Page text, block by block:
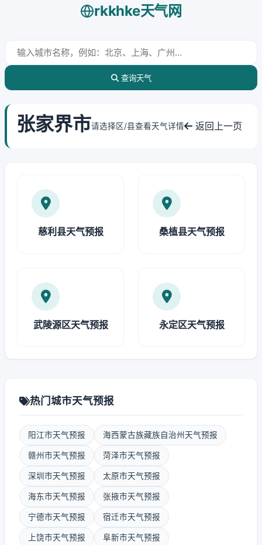
rkkhke天气网
查询天气
张家界市请选择区/县查看天气详情 返回上一页
慈利县天气预报 桑植县天气预报
武陵源区天气预报 永定区天气预报
热门城市天气预报
阳江市天气预报 海西蒙古族藏族自治州天气预报
赣州市天气预报 菏泽市天气预报
深圳市天气预报 太原市天气预报
海东市天气预报 张掖市天气预报
宁德市天气预报 宿迁市天气预报
上饶市天气预报 阜新市天气预报